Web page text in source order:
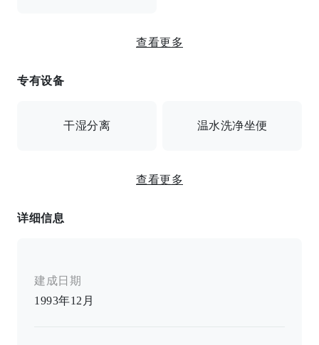
提供网络连接/安全摄像头/自行车停放处/摩托车停放处
查看更多
专有设备
干湿分离 温水洗净坐便
附煤气炉 / 两眼炉 / 浴室 / 卫生间 / 温水坐便器 / 浴室 /
储藏室 / 阳台
查看更多
详细信息
建成日期
1993年12月